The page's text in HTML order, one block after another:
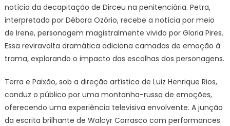
notícia da decapitação de Dirceu na penitenciária. Petra,
interpretada por Débora Ozório, recebe a notícia por meio
de Irene, personagem magistralmente vivido por Gloria Pires.
Essa reviravolta dramática adiciona camadas de emoção à
trama, explorando o impacto das escolhas dos personagens.
Terra e Paixão, sob a direção artística de Luiz Henrique Rios,
conduz o público por uma montanha-russa de emoções,
oferecendo uma experiência televisiva envolvente. A junção
da escrita brilhante de Walcyr Carrasco com performances